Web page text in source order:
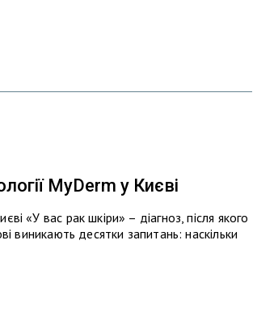
MyDerm у Києві
«У вас рак шкіри» – діагноз, після якого
виникають десятки запитань: наскільки